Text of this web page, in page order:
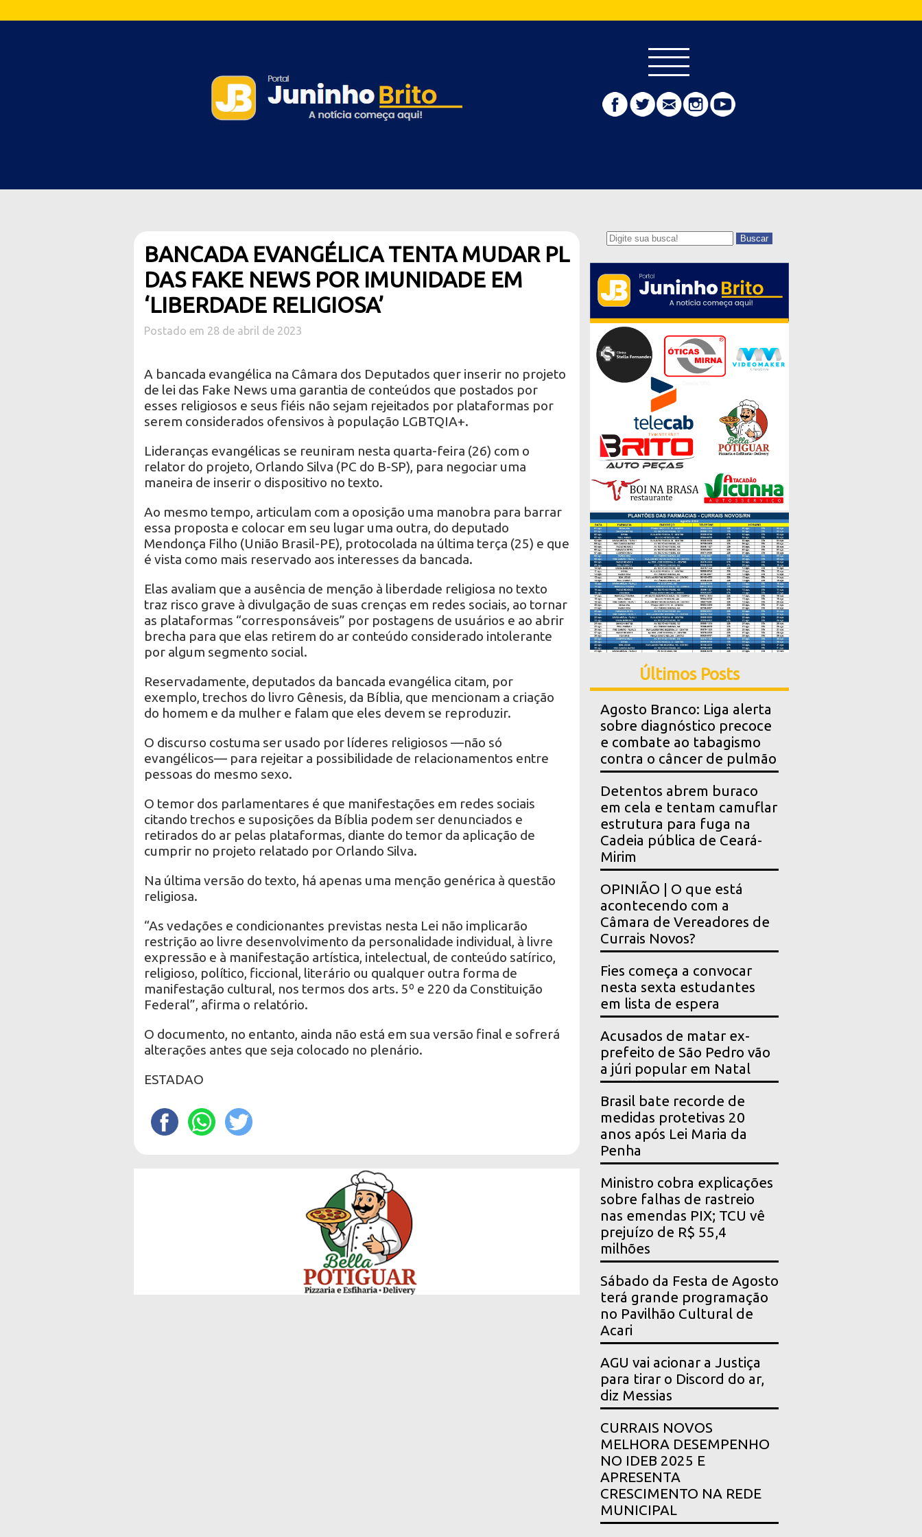
BANCADA EVANGÉLICA TENTA MUDAR PL
DAS FAKE NEWS POR IMUNIDADE EM
‘LIBERDADE RELIGIOSA’
Postado em 28 de abril de 2023
A bancada evangélica na Câmara dos Deputados quer inserir no projeto
de lei das Fake News uma garantia de conteúdos que postados por
esses religiosos e seus fiéis não sejam rejeitados por plataformas por
serem considerados ofensivos à população LGBTQIA+.
Lideranças evangélicas se reuniram nesta quarta-feira (26) com o
relator do projeto, Orlando Silva (PC do B-SP), para negociar uma
maneira de inserir o dispositivo no texto.
Ao mesmo tempo, articulam com a oposição uma manobra para barrar
essa proposta e colocar em seu lugar uma outra, do deputado
Mendonça Filho (União Brasil-PE), protocolada na última terça (25) e que
é vista como mais reservado aos interesses da bancada.
Elas avaliam que a ausência de menção à liberdade religiosa no texto
traz risco grave à divulgação de suas crenças em redes sociais, ao tornar
as plataformas “corresponsáveis” por postagens de usuários e ao abrir
brecha para que elas retirem do ar conteúdo considerado intolerante
por algum segmento social.
Reservadamente, deputados da bancada evangélica citam, por
exemplo, trechos do livro Gênesis, da Bíblia, que mencionam a criação
do homem e da mulher e falam que eles devem se reproduzir.
O discurso costuma ser usado por líderes religiosos —não só
evangélicos— para rejeitar a possibilidade de relacionamentos entre
pessoas do mesmo sexo.
O temor dos parlamentares é que manifestações em redes sociais
citando trechos e suposições da Bíblia podem ser denunciados e
retirados do ar pelas plataformas, diante do temor da aplicação de
cumprir no projeto relatado por Orlando Silva.
Na última versão do texto, há apenas uma menção genérica à questão
religiosa.
“As vedações e condicionantes previstas nesta Lei não implicarão
restrição ao livre desenvolvimento da personalidade individual, à livre
expressão e à manifestação artística, intelectual, de conteúdo satírico,
religioso, político, ficcional, literário ou qualquer outra forma de
manifestação cultural, nos termos dos arts. 5º e 220 da Constituição
Federal”, afirma o relatório.
O documento, no entanto, ainda não está em sua versão final e sofrerá
alterações antes que seja colocado no plenário.
ESTADAO
Buscar
Últimos Posts
Agosto Branco: Liga alerta
sobre diagnóstico precoce
e combate ao tabagismo
contra o câncer de pulmão
Detentos abrem buraco
em cela e tentam camuflar
estrutura para fuga na
Cadeia pública de Ceará-
Mirim
OPINIÃO | O que está
acontecendo com a
Câmara de Vereadores de
Currais Novos?
Fies começa a convocar
nesta sexta estudantes
em lista de espera
Acusados de matar ex-
prefeito de São Pedro vão
a júri popular em Natal
Brasil bate recorde de
medidas protetivas 20
anos após Lei Maria da
Penha
Ministro cobra explicações
sobre falhas de rastreio
nas emendas PIX; TCU vê
prejuízo de R$ 55,4
milhões
Sábado da Festa de Agosto
terá grande programação
no Pavilhão Cultural de
Acari
AGU vai acionar a Justiça
para tirar o Discord do ar,
diz Messias
CURRAIS NOVOS
MELHORA DESEMPENHO
NO IDEB 2025 E
APRESENTA
CRESCIMENTO NA REDE
MUNICIPAL